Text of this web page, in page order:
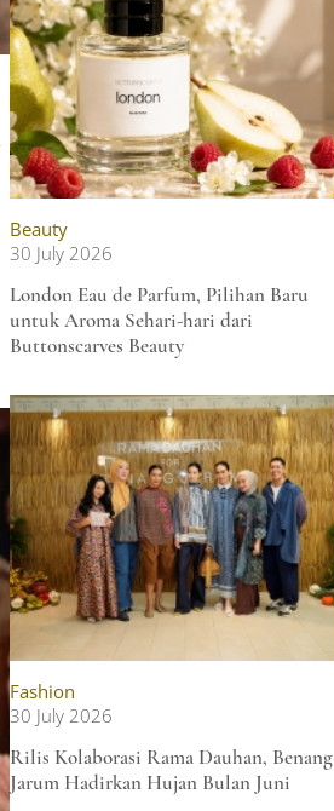
Beauty
30 July 2026
London Eau de Parfum, Pilihan Baru
untuk Aroma Sehari-hari dari
Buttonscarves Beauty
Fashion
30 July 2026
Rilis Kolaborasi Rama Dauhan, Benang
Jarum Hadirkan Hujan Bulan Juni